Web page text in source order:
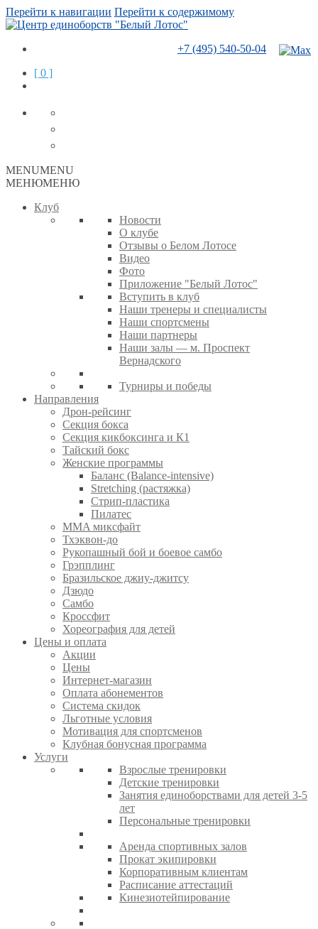
Перейти к навигации Перейти к содержимому
+7 (495) 540-50-04
[ 0 ]
MENUMENU
МЕНЮМЕНЮ
Клуб
Новости
О клубе
Отзывы о Белом Лотосе
Видео
Фото
Приложение "Белый Лотос"
Вступить в клуб
Наши тренеры и специалисты
Наши спортсмены
Наши партнеры
Наши залы — м. Проспект
Вернадского
Турниры и победы
Направления
Дрон-рейсинг
Секция бокса
Секция кикбоксинга и К1
Тайский бокс
Женские программы
Баланс (Balance-intensive)
Stretching (растяжка)
Стрип-пластика
Пилатес
MMA миксфайт
Тхэквон-до
Рукопашный бой и боевое самбо
Грэпплинг
Бразильское джиу-джитсу
Дзюдо
Самбо
Кроссфит
Хореография для детей
Цены и оплата
Акции
Цены
Интернет-магазин
Оплата абонементов
Система скидок
Льготные условия
Мотивация для спортсменов
Клубная бонусная программа
Услуги
Взрослые тренировки
Детские тренировки
Занятия единоборствами для детей 3-5
лет
Персональные тренировки
Аренда спортивных залов
Прокат экипировки
Корпоративным клиентам
Расписание аттестаций
Кинезиотейпирование